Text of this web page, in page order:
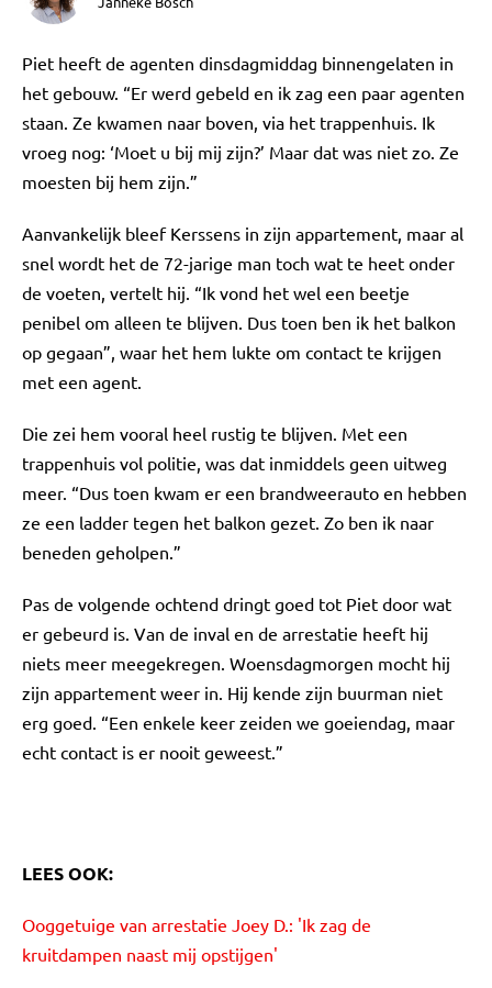
Piet heeft de agenten dinsdagmiddag binnengelaten in
het gebouw. “Er werd gebeld en ik zag een paar agenten
staan. Ze kwamen naar boven, via het trappenhuis. Ik
vroeg nog: ‘Moet u bij mij zijn?’ Maar dat was niet zo. Ze
moesten bij hem zijn.”
Aanvankelijk bleef Kerssens in zijn appartement, maar al
snel wordt het de 72-jarige man toch wat te heet onder
de voeten, vertelt hij. “Ik vond het wel een beetje
penibel om alleen te blijven. Dus toen ben ik het balkon
op gegaan”, waar het hem lukte om contact te krijgen
met een agent.
Die zei hem vooral heel rustig te blijven. Met een
trappenhuis vol politie, was dat inmiddels geen uitweg
meer. “Dus toen kwam er een brandweerauto en hebben
ze een ladder tegen het balkon gezet. Zo ben ik naar
beneden geholpen.”
Pas de volgende ochtend dringt goed tot Piet door wat
er gebeurd is. Van de inval en de arrestatie heeft hij
niets meer meegekregen. Woensdagmorgen mocht hij
zijn appartement weer in. Hij kende zijn buurman niet
erg goed. “Een enkele keer zeiden we goeiendag, maar
echt contact is er nooit geweest.”
LEES OOK:
Ooggetuige van arrestatie Joey D.: 'Ik zag de
kruitdampen naast mij opstijgen'